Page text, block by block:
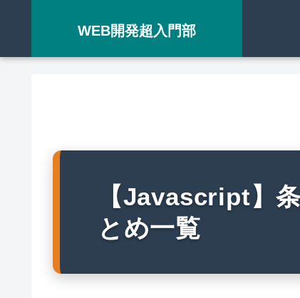
WEB開発超入門部
【Javascript】
とめ一覧